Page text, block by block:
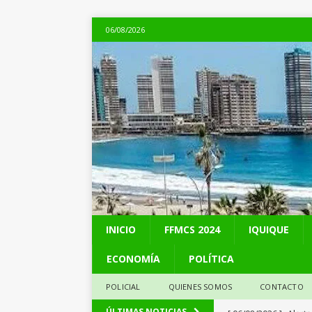
06/08/2026
INICIO FFMCS 2024 IQUIQUE
ECONOMÍA POLÍTICA
POLICIAL QUIENES SOMOS CONTACTO